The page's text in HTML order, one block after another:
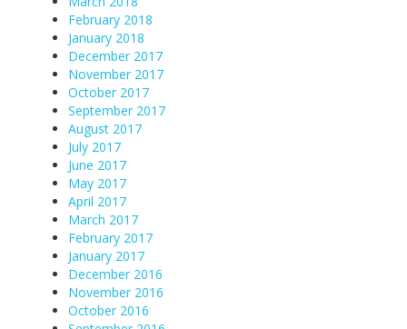
February 2018
January 2018
December 2017
November 2017
October 2017
September 2017
August 2017
July 2017
June 2017
May 2017
April 2017
March 2017
February 2017
January 2017
December 2016
November 2016
October 2016